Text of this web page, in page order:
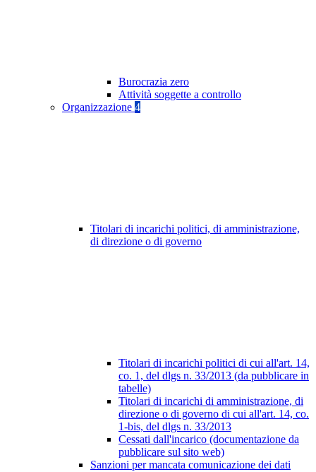
Burocrazia zero
Attività soggette a controllo
Organizzazione 4
Titolari di incarichi politici, di amministrazione,
di direzione o di governo
Titolari di incarichi politici di cui all'art. 14,
co. 1, del dlgs n. 33/2013 (da pubblicare in
tabelle)
Titolari di incarichi di amministrazione, di
direzione o di governo di cui all'art. 14, co.
1-bis, del dlgs n. 33/2013
Cessati dall'incarico (documentazione da
pubblicare sul sito web)
Sanzioni per mancata comunicazione dei dati